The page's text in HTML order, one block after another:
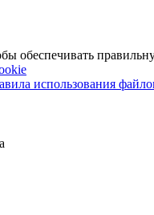
обеспечивать
использования